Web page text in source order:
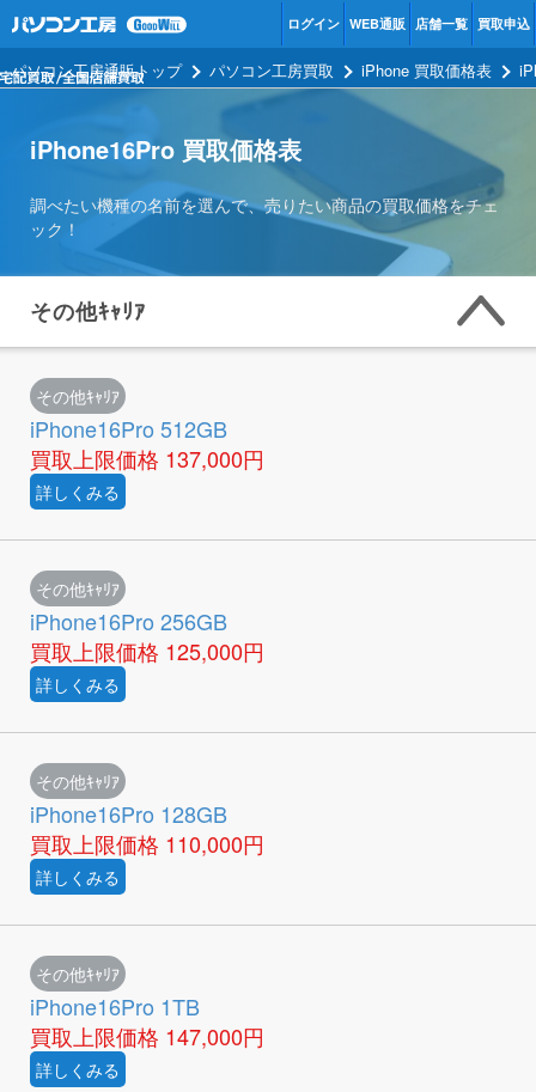
ログイン WEB通販 店舗一覧 買取申込
パソコン工房通販トップ パソコン工房買取 iPhone 買取価格表
iPhone16Pro 買取価格表
調べたい機種の名前を選んで、売りたい商品の買取価格をチェ
ック！
その他ｷｬﾘｱ
その他ｷｬﾘｱ
iPhone16Pro 512GB
買取上限価格 137,000円
詳しくみる
その他ｷｬﾘｱ
iPhone16Pro 256GB
買取上限価格 125,000円
詳しくみる
その他ｷｬﾘｱ
iPhone16Pro 128GB
買取上限価格 110,000円
詳しくみる
その他ｷｬﾘｱ
iPhone16Pro 1TB
買取上限価格 147,000円
詳しくみる